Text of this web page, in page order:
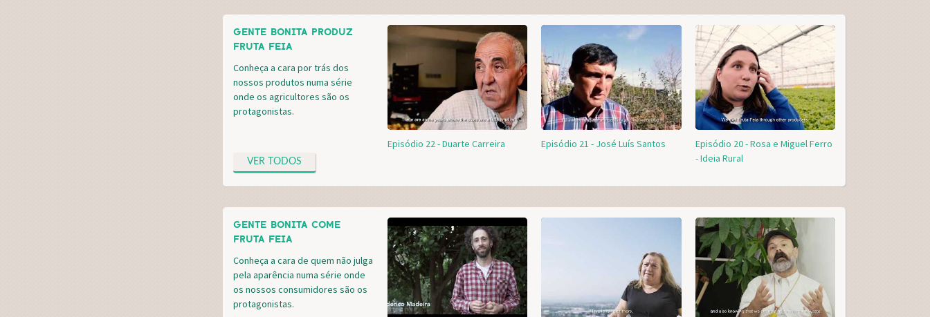
GENTE BONITA PRODUZ
FRUTA FEIA
Conheça a cara por trás dos
nossos produtos numa série
onde os agricultores são os
protagonistas.
VER TODOS
Episódio 22 - Duarte Carreira Episódio 21 - José Luís Santos
Episódio 20 - Rosa e Miguel Ferro
- Ideia Rural
GENTE BONITA COME
FRUTA FEIA
Conheça a cara de quem não julga
pela aparência numa série onde
os nossos consumidores são os
protagonistas.